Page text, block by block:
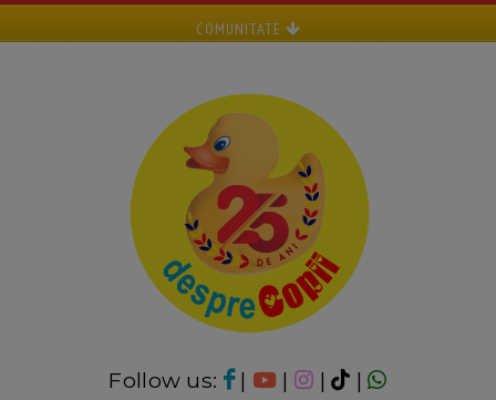
COMUNITATE
Follow us: | | |
|